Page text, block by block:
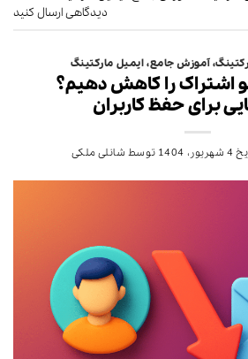
دیدگاهی ارسال کنید
،آموزش جامع،ایمیل مارکتینگ
اشتراک را کاهش دهیم؟
برای حفظ کاربران
4 شهریور، 1404 توسط شانلی ملکی